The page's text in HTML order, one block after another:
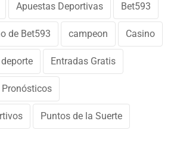
Apuestas Deportivas Bet593
de Bet593 campeon Casino
deporte Entradas Gratis
Pronósticos
Puntos de la Suerte